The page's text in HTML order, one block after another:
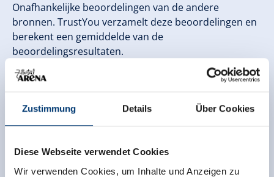
Zustimmung Details Über Cookies
Diese Webseite verwendet Cookies
Wir verwenden Cookies, um Inhalte und Anzeigen zu
Onafhankelijke beoordelingen van de andere
bronnen. TrustYou verzamelt deze beoordelingen en
berekent een gemiddelde van de
beoordelingsresultaten.